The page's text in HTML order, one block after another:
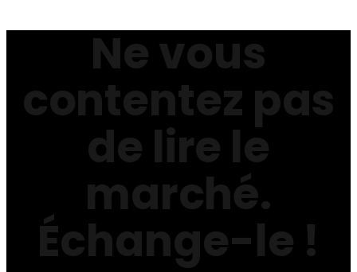
Ne vous
contentez pas
de lire le
marché.
Échange-le !